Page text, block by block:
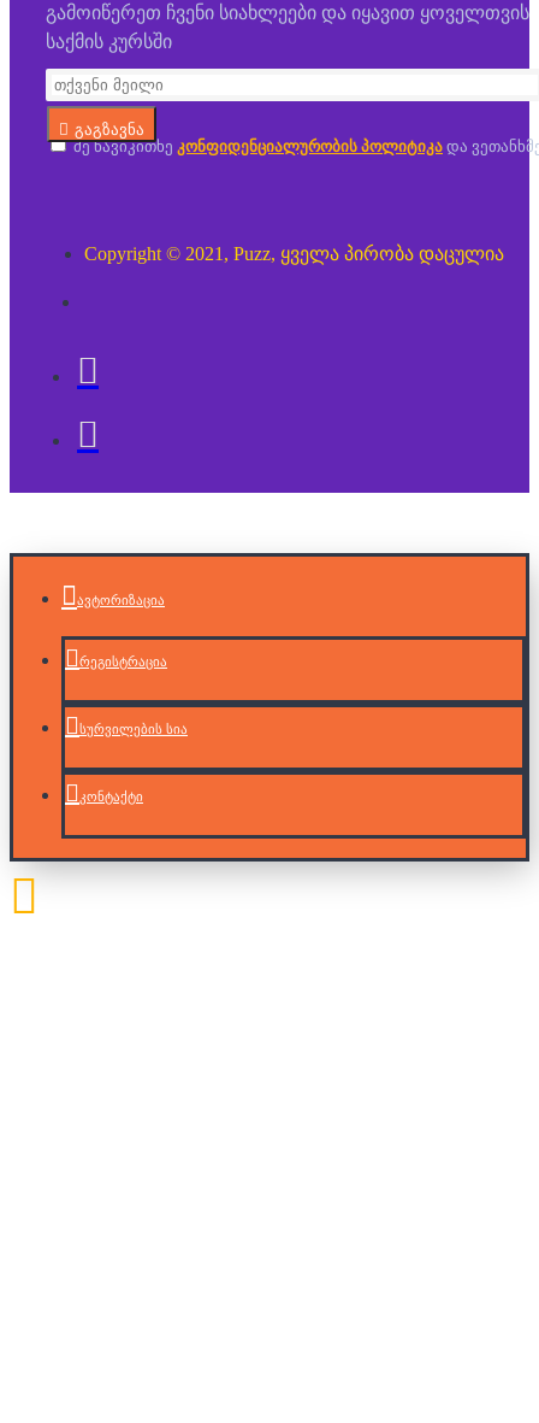
გამოიწერეთ ჩვენი სიახლეები და იყავით ყოველთვის
საქმის კურსში
გაგზავნა
მე წავიკითხე კონფიდენციალურობის პოლიტიკა და
Copyright © 2021, Puzz, ყველა პირობა დაცულია
ავტორიზაცია
რეგისტრაცია
სურვილების სია
კონტაქტი